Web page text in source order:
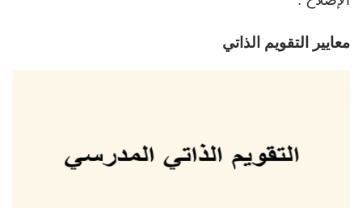
معايير التقويم الذاتي